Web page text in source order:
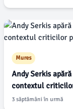
Mures
Andy Serkis
contextul
3 săptămâni în urmă